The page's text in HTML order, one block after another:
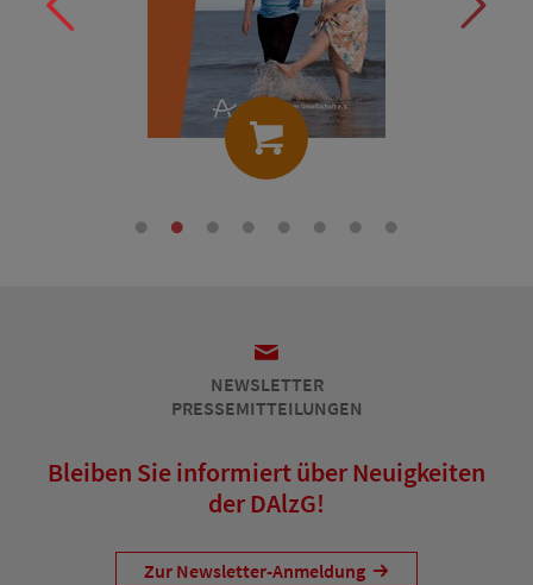
NEWSLETTER
PRESSEMITTEILUNGEN
Bleiben Sie informiert über Neuigkeiten
der DAlzG!
Zur Newsletter-Anmeldung